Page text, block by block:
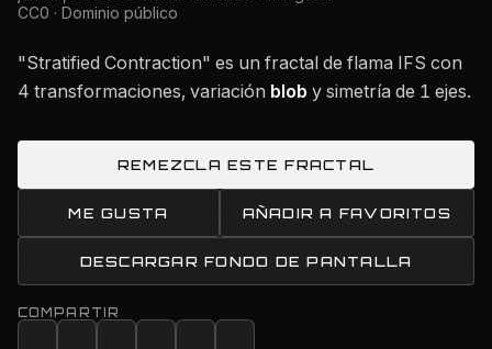
CC0 · Dominio público
"Stratified Contraction" es un fractal de flama IFS con
4 transformaciones, variación blob y simetría de 1 ejes.
REMEZCLA ESTE FRACTAL
ME GUSTA AÑADIR A FAVORITOS
DESCARGAR FONDO DE PANTALLA
COMPARTIR